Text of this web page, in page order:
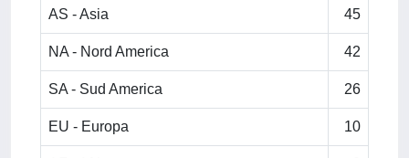
AS - Asia 45
NA - Nord America 42
SA - Sud America 26
EU - Europa 10